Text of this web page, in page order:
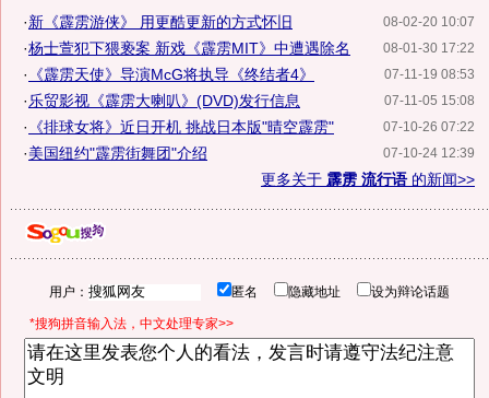
08-02-20 10:07
·新《霹雳游侠》 用更酷更新的方式怀旧
08-01-30 17:22
·杨士萱犯下猥亵案 新戏《霹雳MIT》中遭遇除名
07-11-19 08:53
· 《霹雳天使》导演McG将执导《终结者4》
07-11-05 15:08
· 乐贸影视《霹雳大喇叭》(DVD)发行信息
07-10-26 07:22
· 《排球女将》近日开机 挑战日本版"晴空霹雳"
07-10-24 12:39
·美国纽约"霹雳街舞团"介绍
更多关于 霹雳 流行语的新闻>>
用户： 匿名 隐藏地址 设为辩论话题
*搜狗拼音输入法，中文处理专家>>